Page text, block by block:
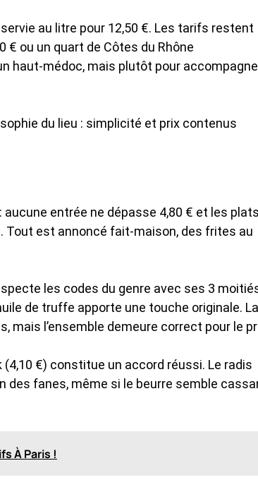
au litre pour 12,50 €. Les tarifs restent
€ ou un quart de Côtes du Rhône
haut-médoc, mais plutôt pour
du lieu : simplicité et prix contenus
entrée ne dépasse 4,80 € et les
Tout est annoncé fait-maison, des frites au
les codes du genre avec ses 3
de truffe apporte une touche originale. La
mais l’ensemble demeure correct pour le
€) constitue un accord réussi. Le radis
des fanes, même si le beurre semble
À Paris !